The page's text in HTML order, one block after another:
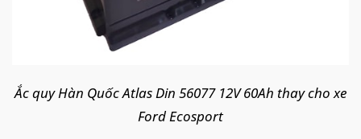
Ắc quy Hàn Quốc Atlas Din 56077 12V 60Ah thay cho xe
Ford Ecosport